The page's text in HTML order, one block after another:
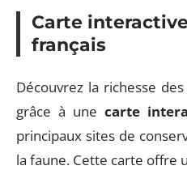
Carte
français
Découvrez la richesse
grâce à une carte
principaux sites de
la faune. Cette carte offre